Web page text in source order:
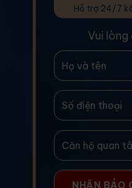
Hỗ trợ 24/7
Vui